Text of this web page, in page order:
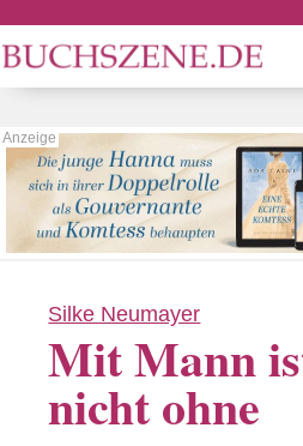
Silke Neumayer
Mit Mann
nicht ohne